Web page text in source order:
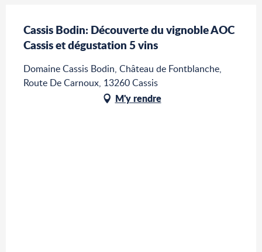
Cassis Bodin: Découverte du vignoble AOC
Cassis et dégustation 5 vins
Domaine Cassis Bodin, Château de Fontblanche,
Route De Carnoux, 13260 Cassis
M'y rendre